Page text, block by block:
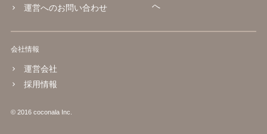
運営へのお問い合わせ
へ
会社情報
運営会社
採用情報
© 2016 coconala Inc.